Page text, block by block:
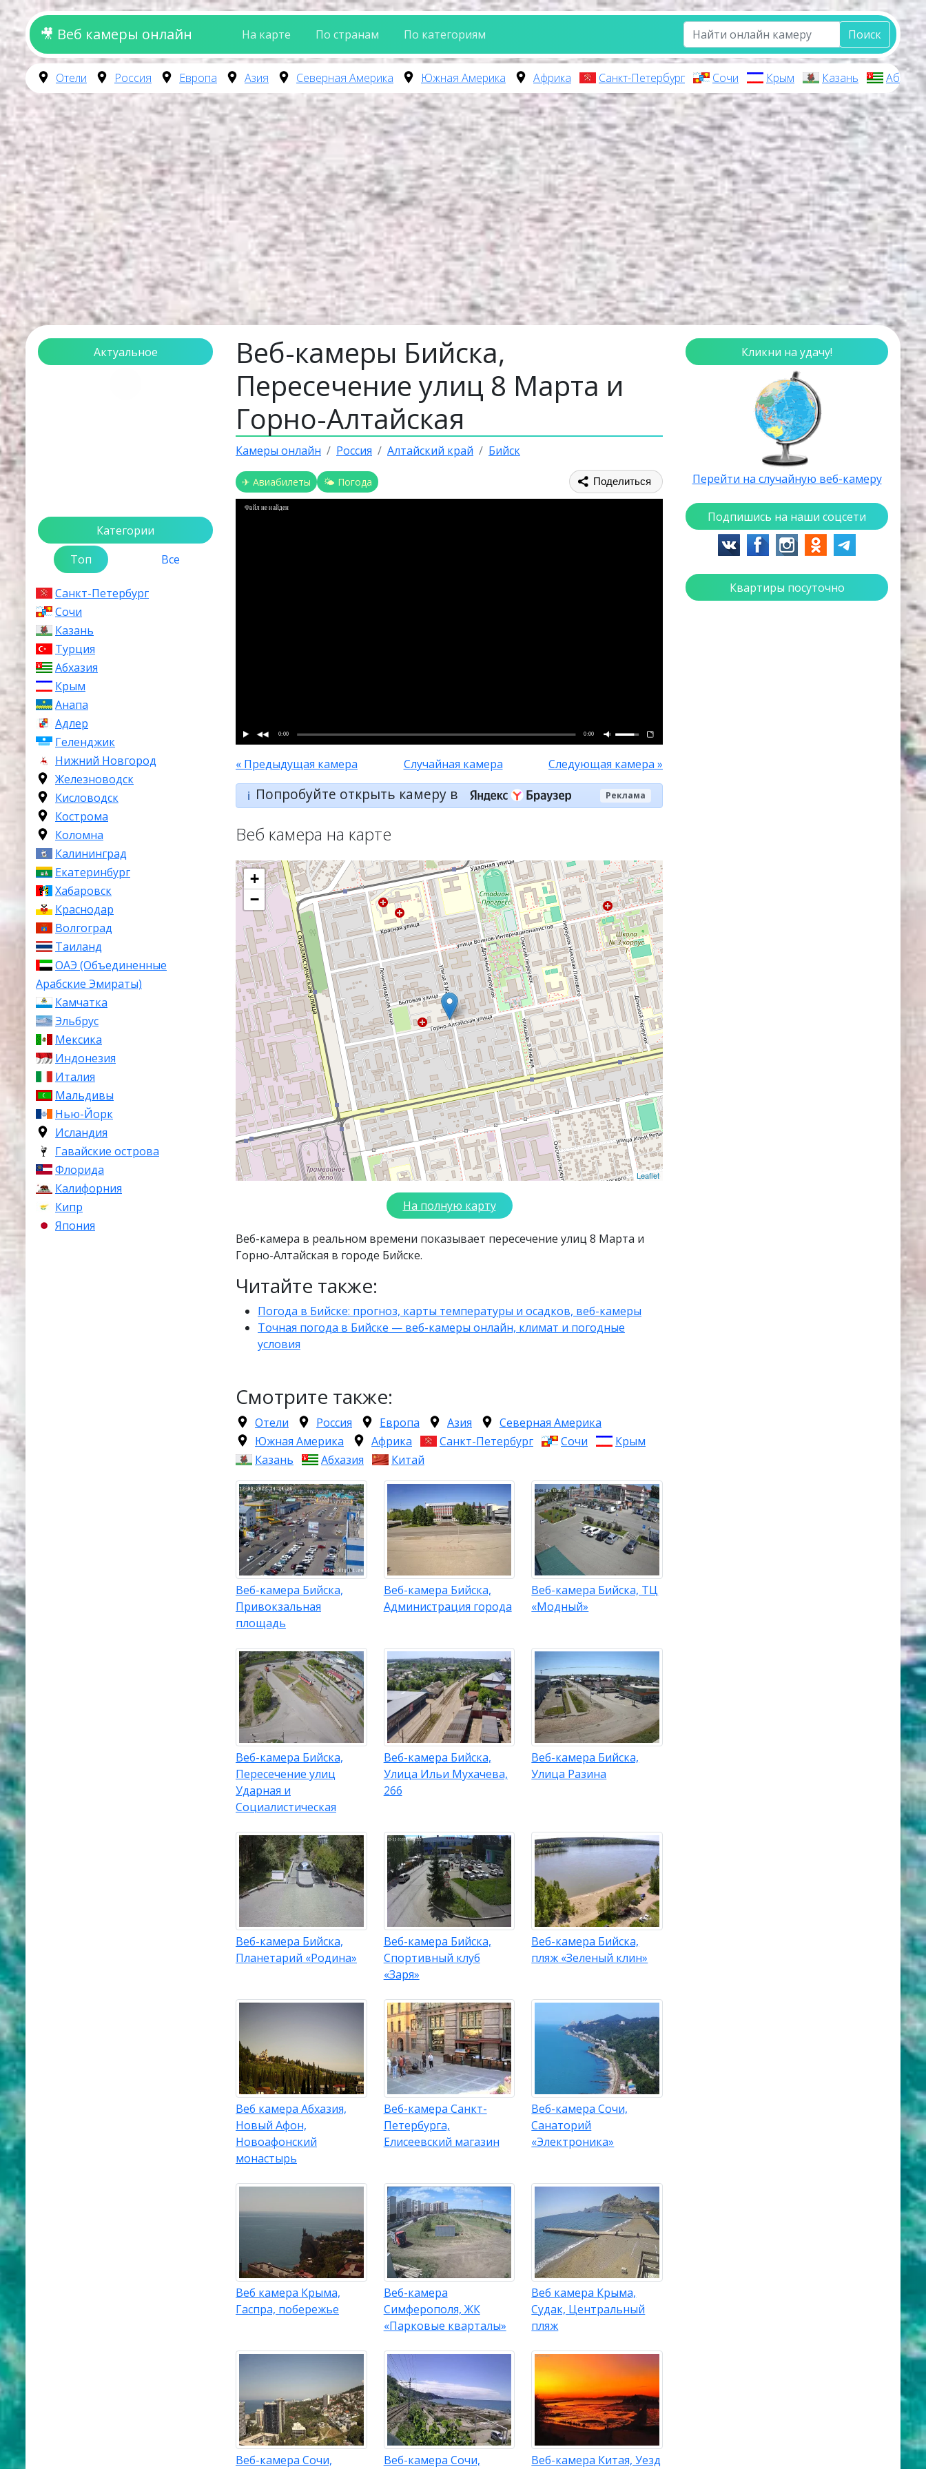
🎥 Веб камеры онлайн На карте По странам По категориям Поиск
Отели Россия Европа Азия Северная Америка Южная Америка Африка Санкт-Петербург Сочи Крым Казань
Актуальное
Категории
Топ
Все
Санкт-Петербург
Сочи
Казань
Турция
Абхазия
Крым
Анапа
Адлер
Геленджик
Нижний Новгород
Железноводск
Кисловодск
Кострома
Коломна
Калининград
Екатеринбург
Хабаровск
Краснодар
Волгоград
Таиланд
ОАЭ (Объединенные
Арабские Эмираты)
Камчатка
Эльбрус
Мексика
Индонезия
Италия
Мальдивы
Нью-Йорк
Исландия
Гавайские острова
Флорида
Калифорния
Кипр
Япония
Веб-камеры Бийска,
Пересечение улиц 8 Марта и
Горно-Алтайская
Камеры онлайн Россия Алтайский край Бийск
✈ Авиабилеты 🌤 Погода Поделиться
Файл не найден
0:00 0:00
« Предыдущая камера Случайная камера Следующая камера »
ℹ️ Попробуйте открыть камеру в Реклама
Веб камера на карте
+
−
Leaflet
На полную карту
Веб-камера в реальном времени показывает пересечение улиц 8 Марта и
Горно-Алтайская в городе Бийске.
Читайте также:
Погода в Бийске: прогноз, карты температуры и осадков, веб-камеры
Точная погода в Бийске — веб-камеры онлайн, климат и погодные
условия
Смотрите также:
Отели Россия Европа Азия
Северная Америка
Южная Америка
Африка Санкт-Петербург Сочи
Крым
Казань
Абхазия Китай
Веб-камера Бийска,
Привокзальная
площадь
Веб-камера Бийска,
Администрация города
Веб-камера Бийска, ТЦ
«Модный»
Веб-камера Бийска,
Пересечение улиц
Ударная и
Социалистическая
Веб-камера Бийска,
Улица Ильи Мухачева,
266
Веб-камера Бийска,
Улица Разина
Веб-камера Бийска,
Планетарий «Родина»
Веб-камера Бийска,
Спортивный клуб
«Заря»
Веб-камера Бийска,
пляж «Зеленый клин»
Веб камера Абхазия,
Новый Афон,
Новоафонский
монастырь
Веб-камера Санкт-
Петербурга,
Елисеевский магазин
Веб-камера Сочи,
Санаторий
«Электроника»
Веб камера Крыма,
Гаспра, побережье
Веб-камера
Симферополя, ЖК
«Парковые кварталы»
Веб камера Крыма,
Судак, Центральный
пляж
Веб-камера Сочи, Веб-камера Сочи, Веб-камера Китая, Уезд
Кликни на удачу!
Перейти на случайную веб-камеру
Подпишись на наши соцсети
Квартиры посуточно